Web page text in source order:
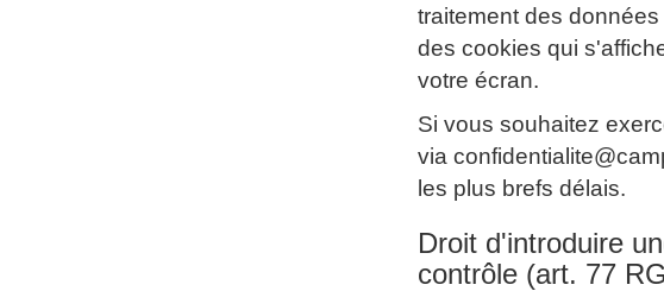
traitement des
des cookies qui
votre écran.
Si vous souhaitez
via
les plus brefs délais.
Droit d'introduire
contrôle (art. 77